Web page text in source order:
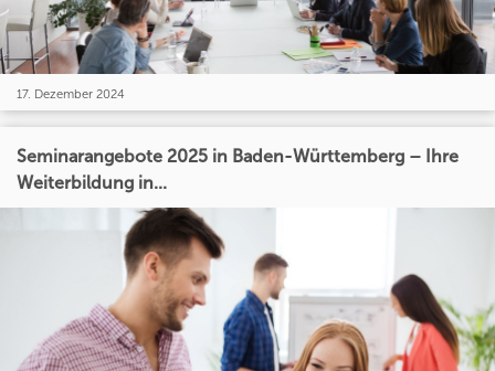
17. Dezember 2024
Seminarangebote 2025 in Baden-Württemberg – Ihre
Weiterbildung in...